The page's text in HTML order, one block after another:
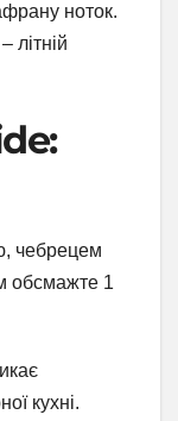
ноток.
літній
чебрецем
обсмажте 1
кухні.